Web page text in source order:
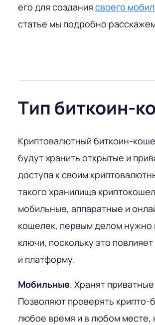
его для создания своего
статье мы подробно
Тип биткоин-
Криптовалютный биткоин-
будут хранить открытые и
доступа к своим
такого хранилища
мобильные, аппаратные и
кошелек, первым делом нужно
ключи, поскольку это
и платформу.
Мобильные. Хранят
Позволяют проверять крипто-
любое время и в любом месте,